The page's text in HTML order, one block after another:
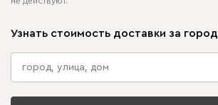
Узнать стоимость доставки за город